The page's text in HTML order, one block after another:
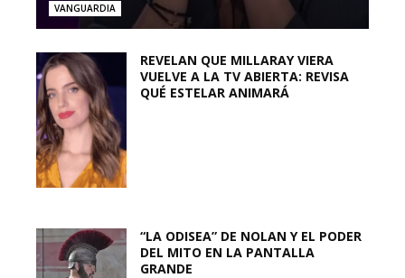
VANGUARDIA
REVELAN QUE MILLARAY VIERA
VUELVE A LA TV ABIERTA: REVISA
QUÉ ESTELAR ANIMARÁ
“LA ODISEA” DE NOLAN Y EL PODER
DEL MITO EN LA PANTALLA
GRANDE